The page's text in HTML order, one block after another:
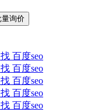
找 百度seo
找 百度seo
找 百度seo
找 百度seo
找 百度seo